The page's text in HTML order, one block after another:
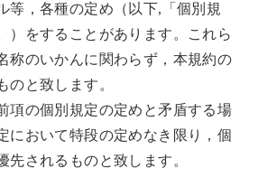
等，各種の定め（以下,「個別規
）をすることがあります。これら
称のいかんに関わらず，本規約の
のと致します。
項の個別規定の定めと矛盾する場
において特段の定めなき限り，個
先されるものと致します。